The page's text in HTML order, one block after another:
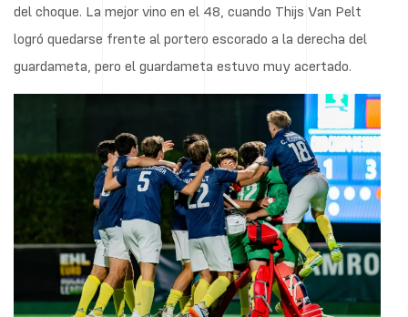
del choque. La mejor vino en el 48, cuando Thijs Van Pelt
logró quedarse frente al portero escorado a la derecha del
guardameta, pero el guardameta estuvo muy acertado.